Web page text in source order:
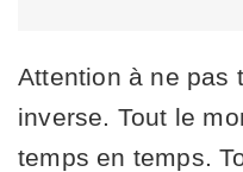
Attention à ne pas
inverse. Tout le
temps en temps.